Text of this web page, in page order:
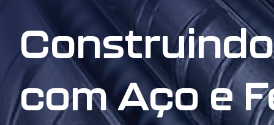
com Aço e